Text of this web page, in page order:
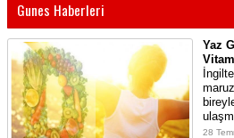
Gunes Haberleri
Yaz
28